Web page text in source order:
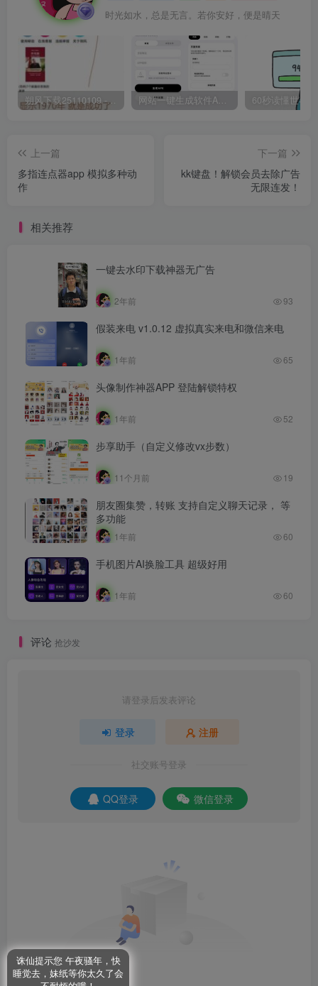
时光如水，总是无言。若你安好，便是晴天
朔风下载25110109 -磁力下载神器-去VIP限制版本 网站一键生成软件APP 完美版 同时支持打包html文件
上一篇
多指连点器app 模拟多种动
作
下一篇
kk键盘！解锁会员去除广告
无限连发！
相关推荐
一键去水印下载神器无广告
2年前 93
假装来电 v1.0.12 虚拟真实来电和微信来电
1年前 65
头像制作神器APP 登陆解锁特权
1年前 52
步享助手（自定义修改vx步数）
11个月前 19
朋友圈集赞，转账 支持自定义聊天记录， 等
多功能
1年前 60
手机图片AI换脸工具 超级好用
1年前 60
评论 抢沙发
请登录后发表评论
登录 注册
社交账号登录
QQ登录 微信登录
诛仙提示您 午夜骚年，快
睡觉去，妹纸等你太久了会